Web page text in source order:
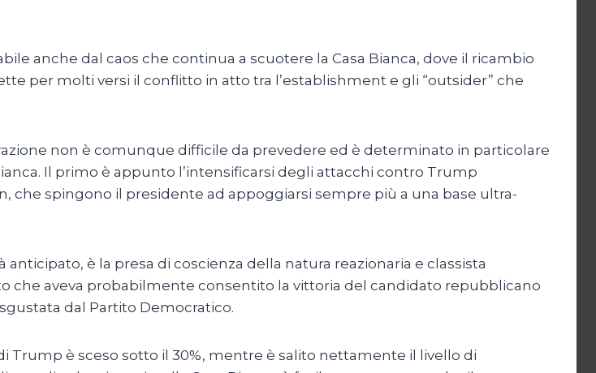
anche dal caos che continua a scuotere la Casa Bianca, dove il ricambio
per molti versi il conflitto in atto tra l’establishment e gli “outsider” che
non è comunque difficile da prevedere ed è determinato in particolare
Il primo è appunto l’intensificarsi degli attacchi contro Trump
spingono il presidente ad appoggiarsi sempre più a una base ultra-
anticipato, è la presa di coscienza della natura reazionaria e classista
che aveva probabilmente consentito la vittoria del candidato repubblicano
dal Partito Democratico.
Trump è sceso sotto il 30%, mentre è salito nettamente il livello di